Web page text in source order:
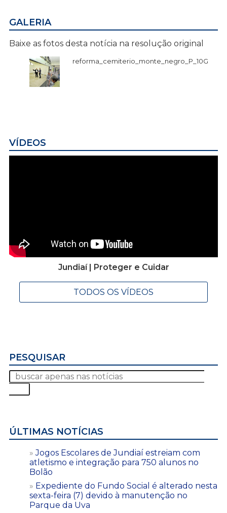
GALERIA
Baixe as fotos desta notícia na resolução original
reforma_cemiterio_monte_negro_P_10G
VÍDEOS
Jundiaí | Proteger e Cuidar
TODOS OS VÍDEOS
PESQUISAR
ÚLTIMAS NOTÍCIAS
Jogos Escolares de Jundiaí estreiam com
atletismo e integração para 750 alunos no
Bolão
Expediente do Fundo Social é alterado nesta
sexta-feira (7) devido à manutenção no
Parque da Uva